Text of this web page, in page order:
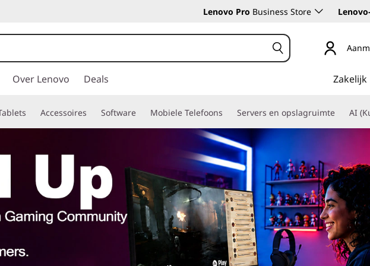
Lenovo Pro Business Store
Over Lenovo Deals Zakelijk
Accessoires Software Mobiele Telefoons Servers en opslagruimte AI